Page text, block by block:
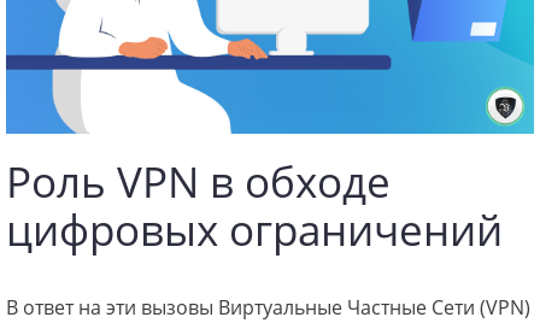
Роль VPN в обходе
цифровых ограничений
В ответ на эти вызовы Виртуальные Частные Сети (VPN)